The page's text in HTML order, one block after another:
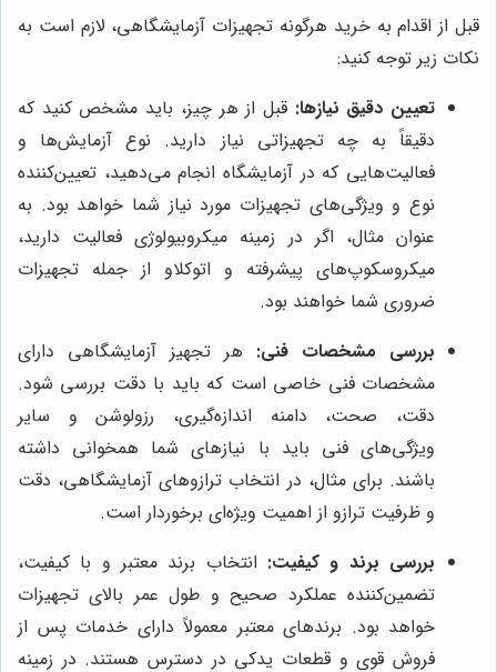
قبل از اقدام به خرید هرگونه تجهیزات آزمایشگاهی، لازم است به
نکات زیر توجه کنید:
تعیین دقیق نیازها: قبل از هر چیز، باید مشخص کنید که
دقیقاً به چه تجهیزاتی نیاز دارید. نوع آزمایش‌ها و
فعالیت‌هایی که در آزمایشگاه انجام می‌دهید، تعیین‌کننده
نوع و ویژگی‌های تجهیزات مورد نیاز شما خواهد بود. به
عنوان مثال، اگر در زمینه میکروبیولوژی فعالیت دارید،
میکروسکوپ‌های پیشرفته و اتوکلاو از جمله تجهیزات
ضروری شما خواهند بود.
بررسی مشخصات فنی: هر تجهیز آزمایشگاهی دارای
مشخصات فنی خاصی است که باید با دقت بررسی شود.
دقت، صحت، دامنه اندازه‌گیری، رزولوشن و سایر
ویژگی‌های فنی باید با نیازهای شما همخوانی داشته
باشند. برای مثال، در انتخاب ترازوهای آزمایشگاهی، دقت
و ظرفیت ترازو از اهمیت ویژه‌ای برخوردار است.
بررسی برند و کیفیت: انتخاب برند معتبر و با کیفیت،
تضمین‌کننده عملکرد صحیح و طول عمر بالای تجهیزات
خواهد بود. برندهای معتبر معمولاً دارای خدمات پس از
فروش قوی و قطعات یدکی در دسترس هستند. در زمینه